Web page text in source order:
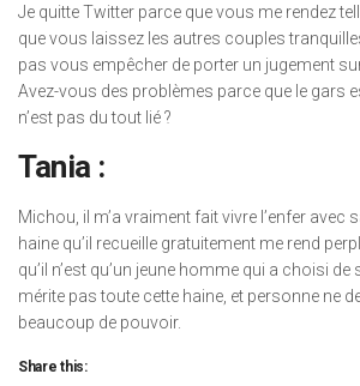
Je quitte Twitter parce que vous me rendez
que vous laissez les autres couples
pas vous empêcher de porter un jugement
Avez-vous des problèmes parce que le gars
n’est pas du tout lié ?
Tania :
Michou, il m’a vraiment fait vivre l’enfer avec
haine qu’il recueille gratuitement me rend
qu’il n’est qu’un jeune homme qui a choisi de
mérite pas toute cette haine, et personne ne
beaucoup de pouvoir.
Share this: